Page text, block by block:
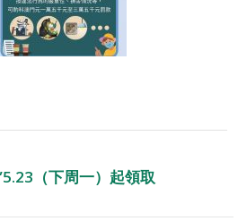
（下周一）起領取